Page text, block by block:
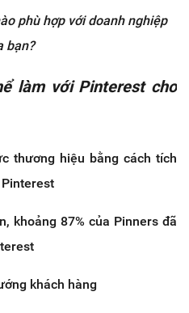
phù hợp với doanh nghiệp
bạn?
làm với Pinterest cho
thương hiệu bằng cách tích
khoảng 87% của Pinners đã
khách hàng